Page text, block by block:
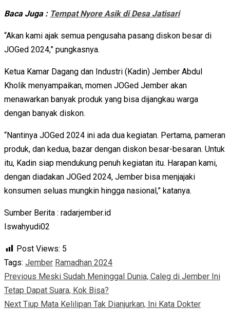
Baca Juga : Tempat Nyore Asik di Desa Jatisari
“Akan kami ajak semua pengusaha pasang diskon besar di
JOGed 2024,” pungkasnya.
Ketua Kamar Dagang dan Industri (Kadin) Jember Abdul
Kholik menyampaikan, momen JOGed Jember akan
menawarkan banyak produk yang bisa dijangkau warga
dengan banyak diskon.
“Nantinya JOGed 2024 ini ada dua kegiatan. Pertama, pameran
produk, dan kedua, bazar dengan diskon besar-besaran. Untuk
itu, Kadin siap mendukung penuh kegiatan itu. Harapan kami,
dengan diadakan JOGed 2024, Jember bisa menjajaki
konsumen seluas mungkin hingga nasional,” katanya.
Sumber Berita : radarjember.id
Iswahyudi02
Post Views: 5
Tags: Jember Ramadhan 2024
Continue
Reading
Previous Meski Sudah Meninggal Dunia, Caleg di Jember Ini
Tetap Dapat Suara, Kok Bisa?
Next Tiup Mata Kelilipan Tak Dianjurkan, Ini Kata Dokter